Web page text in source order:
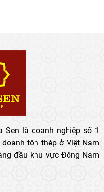
Sen là doanh nghiệp số 1
tôn thép ở Việt Nam
đầu khu vực Đông Nam